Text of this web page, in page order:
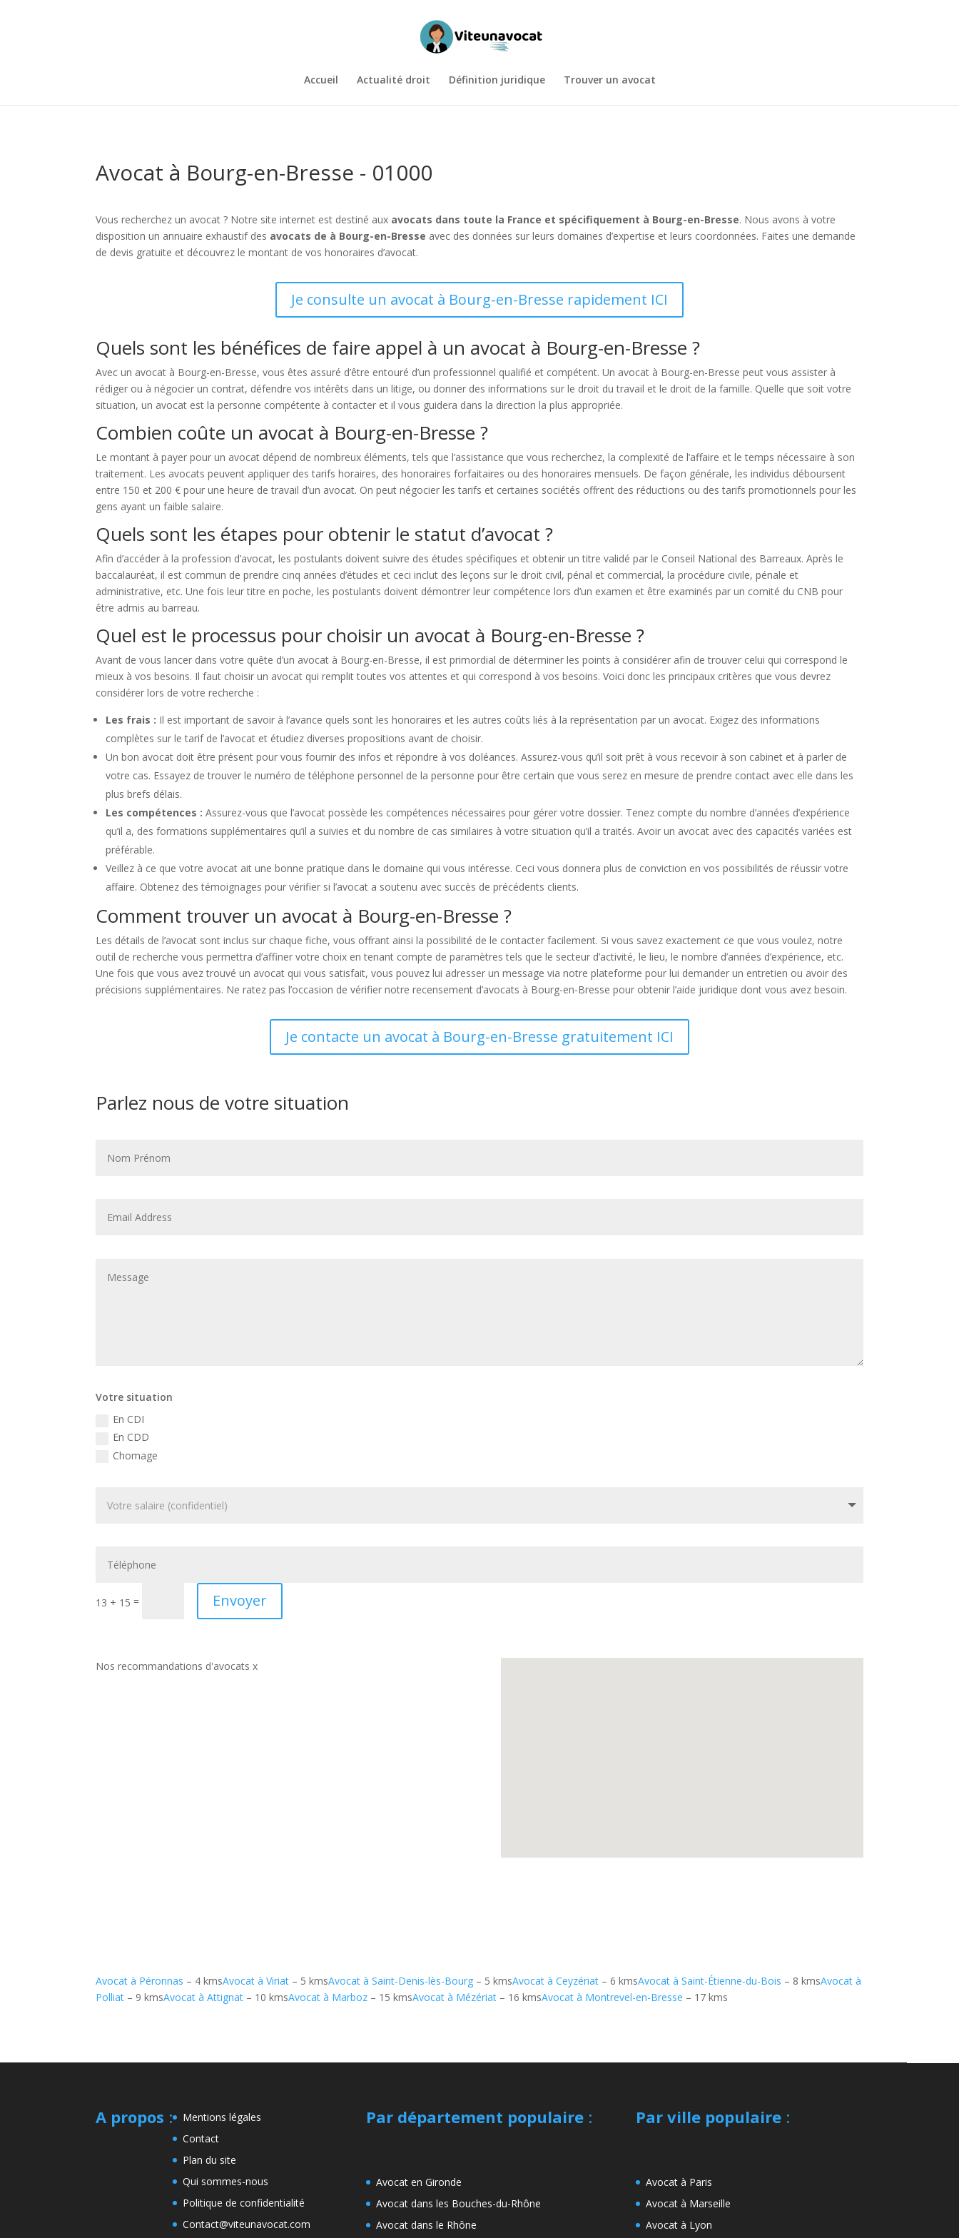
Accueil Actualité droit Définition juridique Trouver un avocat
Avocat à Bourg-en-Bresse - 01000
Vous recherchez un avocat ? Notre site internet est destiné aux avocats dans toute la France et spécifiquement à Bourg-en-Bresse. Nous avons à votre
disposition un annuaire exhaustif des avocats de à Bourg-en-Bresse avec des données sur leurs domaines d’expertise et leurs coordonnées. Faites une demande
de devis gratuite et découvrez le montant de vos honoraires d’avocat.
Je consulte un avocat à Bourg-en-Bresse rapidement ICI
Quels sont les bénéfices de faire appel à un avocat à Bourg-en-Bresse ?
Avec un avocat à Bourg-en-Bresse, vous êtes assuré d’être entouré d’un professionnel qualifié et compétent. Un avocat à Bourg-en-Bresse peut vous assister à
rédiger ou à négocier un contrat, défendre vos intérêts dans un litige, ou donner des informations sur le droit du travail et le droit de la famille. Quelle que soit votre
situation, un avocat est la personne compétente à contacter et il vous guidera dans la direction la plus appropriée.
Combien coûte un avocat à Bourg-en-Bresse ?
Le montant à payer pour un avocat dépend de nombreux éléments, tels que l’assistance que vous recherchez, la complexité de l’affaire et le temps nécessaire à son
traitement. Les avocats peuvent appliquer des tarifs horaires, des honoraires forfaitaires ou des honoraires mensuels. De façon générale, les individus déboursent
entre 150 et 200 € pour une heure de travail d’un avocat. On peut négocier les tarifs et certaines sociétés offrent des réductions ou des tarifs promotionnels pour les
gens ayant un faible salaire.
Quels sont les étapes pour obtenir le statut d’avocat ?
Afin d’accéder à la profession d’avocat, les postulants doivent suivre des études spécifiques et obtenir un titre validé par le Conseil National des Barreaux. Après le
baccalauréat, il est commun de prendre cinq années d’études et ceci inclut des leçons sur le droit civil, pénal et commercial, la procédure civile, pénale et
administrative, etc. Une fois leur titre en poche, les postulants doivent démontrer leur compétence lors d’un examen et être examinés par un comité du CNB pour
être admis au barreau.
Quel est le processus pour choisir un avocat à Bourg-en-Bresse ?
Avant de vous lancer dans votre quête d’un avocat à Bourg-en-Bresse, il est primordial de déterminer les points à considérer afin de trouver celui qui correspond le
mieux à vos besoins. Il faut choisir un avocat qui remplit toutes vos attentes et qui correspond à vos besoins. Voici donc les principaux critères que vous devrez
considérer lors de votre recherche :
Les frais : Il est important de savoir à l’avance quels sont les honoraires et les autres coûts liés à la représentation par un avocat. Exigez des informations
complètes sur le tarif de l’avocat et étudiez diverses propositions avant de choisir.
Un bon avocat doit être présent pour vous fournir des infos et répondre à vos doléances. Assurez-vous qu’il soit prêt à vous recevoir à son cabinet et à parler de
votre cas. Essayez de trouver le numéro de téléphone personnel de la personne pour être certain que vous serez en mesure de prendre contact avec elle dans les
plus brefs délais.
Les compétences :Assurez-vous que l’avocat possède les compétences nécessaires pour gérer votre dossier. Tenez compte du nombre d’années d’expérience
qu’il a, des formations supplémentaires qu’il a suivies et du nombre de cas similaires à votre situation qu’il a traités. Avoir un avocat avec des capacités variées est
préférable.
Veillez à ce que votre avocat ait une bonne pratique dans le domaine qui vous intéresse. Ceci vous donnera plus de conviction en vos possibilités de réussir votre
affaire. Obtenez des témoignages pour vérifier si l’avocat a soutenu avec succès de précédents clients.
Comment trouver un avocat à Bourg-en-Bresse ?
Les détails de l’avocat sont inclus sur chaque fiche, vous offrant ainsi la possibilité de le contacter facilement. Si vous savez exactement ce que vous voulez, notre
outil de recherche vous permettra d’affiner votre choix en tenant compte de paramètres tels que le secteur d’activité, le lieu, le nombre d’années d’expérience, etc.
Une fois que vous avez trouvé un avocat qui vous satisfait, vous pouvez lui adresser un message via notre plateforme pour lui demander un entretien ou avoir des
précisions supplémentaires. Ne ratez pas l’occasion de vérifier notre recensement d’avocats à Bourg-en-Bresse pour obtenir l’aide juridique dont vous avez besoin.
Je contacte un avocat à Bourg-en-Bresse gratuitement ICI
Parlez nous de votre situation
Votre situation
En CDI
En CDD
Chomage
13 + 15 = Envoyer
Nos recommandations d'avocats x
Avocat à Péronnas – 4 kmsAvocat à Viriat – 5 kmsAvocat à Saint-Denis-lès-Bourg – 5 kmsAvocat à Ceyzériat – 6 kmsAvocat à Saint-Étienne-du-Bois – 8 kmsAvocat à
Polliat – 9 kmsAvocat à Attignat – 10 kmsAvocat à Marboz – 15 kmsAvocat à Mézériat – 16 kmsAvocat à Montrevel-en-Bresse – 17 kms
A propos :
Mentions légales
Contact
Plan du site
Qui sommes-nous
Politique de confidentialité
Contact@viteunavocat.com
Par département populaire:
Avocat en Gironde
Avocat dans les Bouches-du-Rhône
Avocat dans le Rhône
Par ville populaire:
Avocat à Paris
Avocat à Marseille
Avocat à Lyon